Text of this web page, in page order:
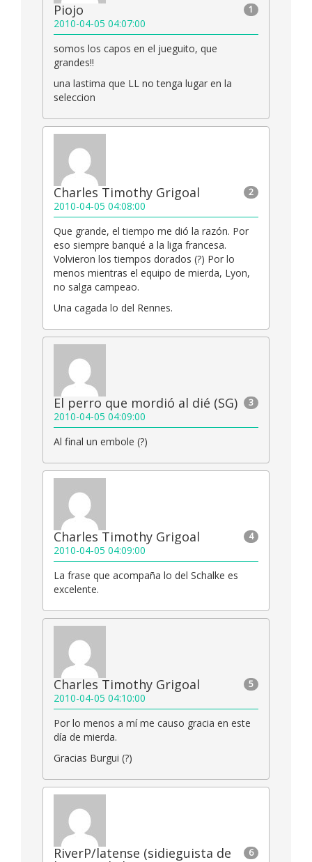
1
Piojo
2010-04-05 04:07:00
somos los capos en el jueguito, que
grandes!!
una lastima que LL no tenga lugar en la
seleccion
2
Charles Timothy Grigoal
2010-04-05 04:08:00
Que grande, el tiempo me dió la razón. Por
eso siempre banqué a la liga francesa.
Volvieron los tiempos dorados (?) Por lo
menos mientras el equipo de mierda, Lyon,
no salga campeao.
Una cagada lo del Rennes.
3
El perro que mordió al dié (SG)
2010-04-05 04:09:00
Al final un embole (?)
4
Charles Timothy Grigoal
2010-04-05 04:09:00
La frase que acompaña lo del Schalke es
excelente.
5
Charles Timothy Grigoal
2010-04-05 04:10:00
Por lo menos a mí me causo gracia en este
día de mierda.
Gracias Burgui (?)
6
RiverP/latense (sidieguista de